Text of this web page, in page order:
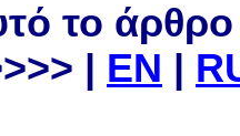
το
EN